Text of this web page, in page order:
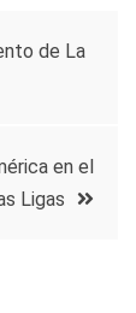
de La
en el
Ligas